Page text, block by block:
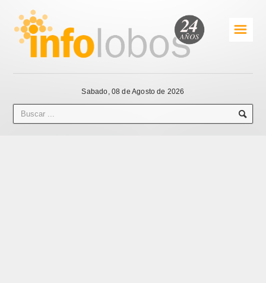
☰
Sabado, 08 de Agosto de 2026